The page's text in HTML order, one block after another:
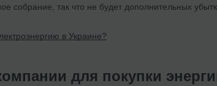
собрание, так что не будет дополнительных
в Украине?
для покупки